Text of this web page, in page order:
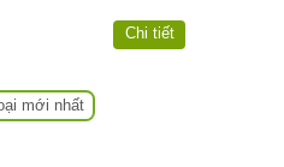
Chi tiết
mới nhất